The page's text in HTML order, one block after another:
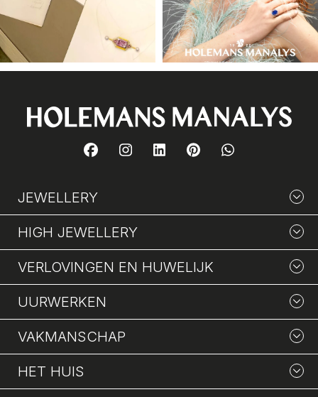
JEWELLERY
HIGH JEWELLERY
VERLOVINGEN EN HUWELIJK
UURWERKEN
VAKMANSCHAP
HET HUIS